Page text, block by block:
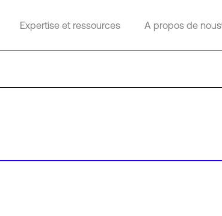
Expertise et ressources A propos de nous